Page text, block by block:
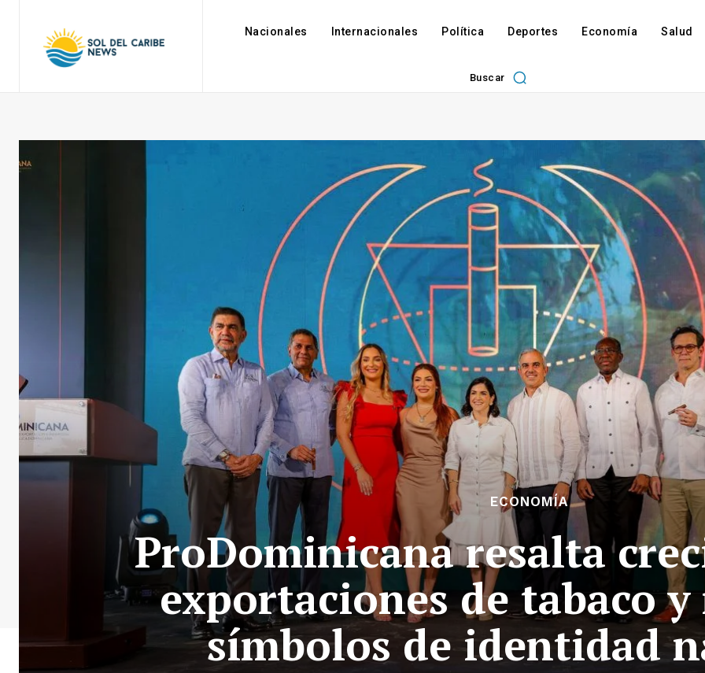
Nacionales Internacionales Política Deportes Economía Salud
Buscar
ECONOMÍA
ProDominicana resalta
exportaciones de tabaco
símbolos de identidad